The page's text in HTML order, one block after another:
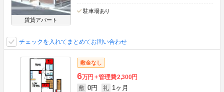
賃貸アパート
駐車場あり
チェックを入れてまとめてお問い合わせ
敷金なし
6万円 管理費2,300円
敷 0円 礼 1ヶ月